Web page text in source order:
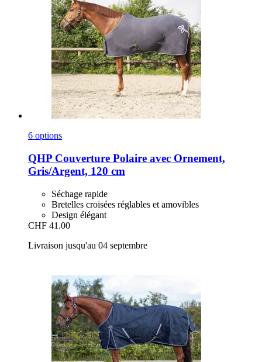
6 options
QHP Couverture Polaire avec Ornement,
Gris/Argent, 120 cm
Séchage rapide
Bretelles croisées réglables et amovibles
Design élégant
CHF 41.00
Livraison jusqu'au 04 septembre